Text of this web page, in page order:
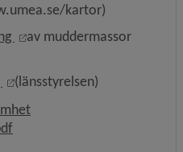
kartor)
Länk till annan
av muddermassor
Länk till annan webbplats,
(länsstyrelsen)
, 552.3 kB, öppnas i nytt